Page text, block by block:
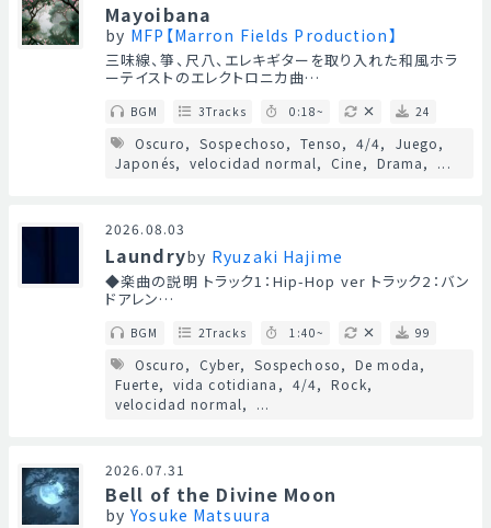
Mayoibana
by MFP【Marron Fields Production】
三味線、箏、尺八、エレキギターを取り入れた和風ホラ
ーテイストのエレクトロニカ曲…
BGM 3Tracks 0:18~ 24
Oscuro Sospechoso Tenso 4/4
Juego
Japonés
velocidad normal Cine Drama ...
2026.08.03
Laundryby Ryuzaki Hajime
◆楽曲の説明 トラック1：Hip-Hop ver トラック2：バン
ドアレン…
BGM 2Tracks 1:40~ 99
Oscuro Cyber Sospechoso
De moda
Fuerte
vida cotidiana 4/4
Rock
velocidad normal
...
2026.07.31
Bell of the Divine Moon
by Yosuke Matsuura